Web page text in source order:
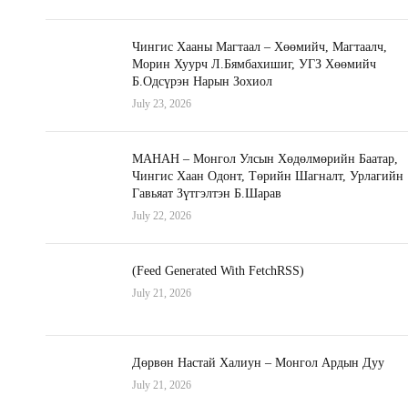
Чингис Хааны Магтаал – Хөөмийч, Магтаалч,
Морин Хуурч Л.Бямбахишиг, УГЗ Хөөмийч
Б.Одсүрэн Нарын Зохиол
July 23, 2026
МАНАН – Монгол Улсын Хөдөлмөрийн Баатар,
Чингис Хаан Одонт, Төрийн Шагналт, Урлагийн
Гавьяат Зүтгэлтэн Б.Шарав
July 22, 2026
(Feed Generated With FetchRSS)
July 21, 2026
Дөрвөн Настай Халиун – Монгол Ардын Дуу
July 21, 2026